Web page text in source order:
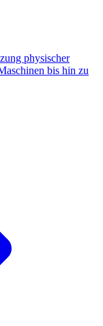
physischer
bis hin zu